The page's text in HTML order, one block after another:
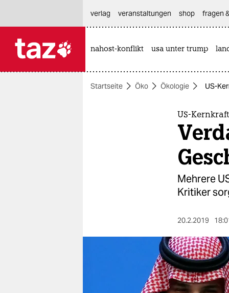
themen
verlag
veranstaltungen shop fragen
nahost-konflikt usa unter trump
Startseite Öko Ökologie US-
US-
Mehrere
Kritiker
20.2.2019